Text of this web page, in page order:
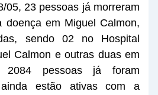
05, 23 pessoas já morreram
doença em Miguel Calmon,
sendo 02 no Hospital
Calmon e outras duas em
2084 pessoas já foram
estão ativas com a